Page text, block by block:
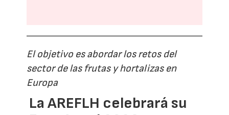
El objetivo es abordar los retos del
sector de las frutas y hortalizas en
Europa
La AREFLH celebrará su